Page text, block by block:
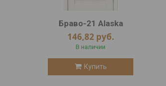
Браво-21 Alaska
146,82 руб.
В наличии
Купить